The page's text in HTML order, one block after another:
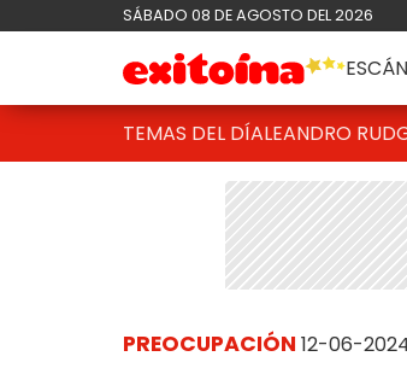
SÁBADO 08 DE AGOSTO DEL 2026
TEMAS DEL DÍALEANDRO RUD
PREOCUPACIÓN 12-06-